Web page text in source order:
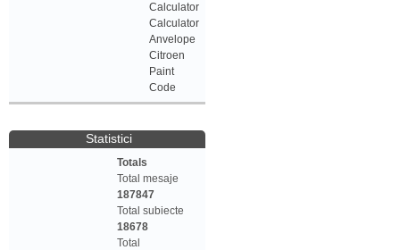
Calculator
Calculator
Anvelope
Citroen
Paint
Code
Statistici
Totals
Total mesaje
187847
Total subiecte
18678
Total